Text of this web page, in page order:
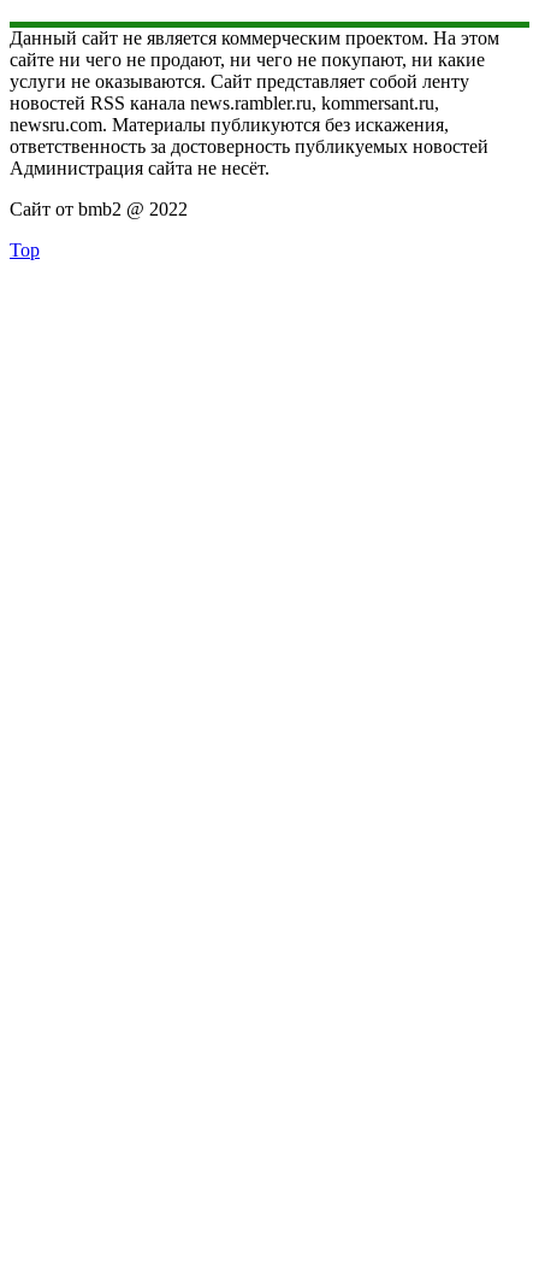
Данный сайт не является коммерческим проектом. На этом
сайте ни чего не продают, ни чего не покупают, ни какие
услуги не оказываются. Сайт представляет собой ленту
новостей RSS канала news.rambler.ru, kommersant.ru,
newsru.com. Материалы публикуются без искажения,
ответственность за достоверность публикуемых новостей
Администрация сайта не несёт.
Сайт от bmb2 @ 2022
Top